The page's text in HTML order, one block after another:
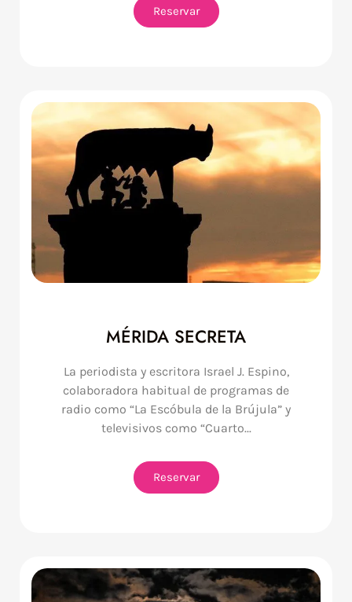
Reservar
MÉRIDA SECRETA
La periodista y escritora Israel J. Espino,
colaboradora habitual de programas de
radio como “La Escóbula de la Brújula” y
televisivos como “Cuarto...
Reservar